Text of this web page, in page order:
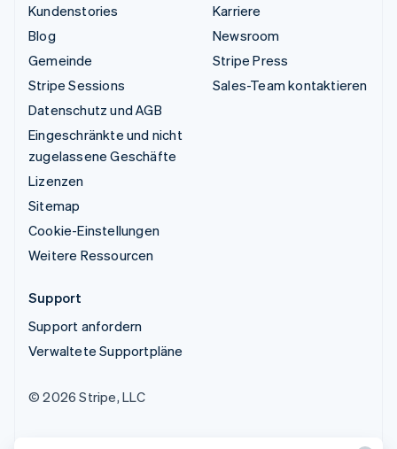
Kundenstories
Blog
Gemeinde
Stripe Sessions
Datenschutz und AGB
Eingeschränkte und nicht
zugelassene Geschäfte
Lizenzen
Sitemap
Cookie-Einstellungen
Weitere Ressourcen
Karriere
Newsroom
Stripe Press
Sales-Team kontaktieren
Support
Support anfordern
Verwaltete Supportpläne
© 2026 Stripe, LLC